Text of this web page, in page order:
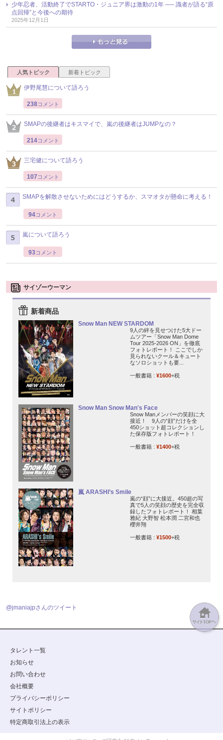
少年忍者、活動終了でSTARTO・ジュニア界は激動の1年 ── 識者が語る“原
点回帰”と今後への期待
2025年12月1日
人気トピック 新着トピック
伊野尾慧について語ろう
238コメント
SMAPの後継者はキスマイで、嵐の後継者はJUMPなの？
214コメント
三宅健について語ろう
107 コメント
SMAPを解散させないためにはどうするか、スマオタが懸命に考える！
94コメント
嵐について語ろう
93コメント
サイゾーウーマン
新着商品
Snow Man NEW STARDOM
9人の絆を見せつけた5大ドー
ムツアー「Snow Man Dome
Tour 2025-2026 ON」を徹底
フォトレポート！ ここでしか
見られないクール＆キュート
なソロショットも要...
一般書籍 : ¥1600+税
Snow Man Snow Man's Face
Snow Manメンバーの笑顔に大
接近！ 9人の“顔”だけを全
450ショット超コレクションし
た保存版フォトレポート！
一般書籍 : ¥1400+税
嵐 ARASHI’s Smile
嵐の“顔”に大接近。450超の写
真で5人の笑顔の歴史を完全収
録したフォトレポート！ 相葉
雅紀 大野智 松本潤 二宮和也
櫻井翔
一般書籍 : ¥1500+税
@jmaniajpさんのツイート
タレント一覧
お知らせ
お問い合わせ
会社概要
プライバシーポリシー
サイトポリシー
特定商取引法上の表示